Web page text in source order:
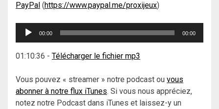
PayPal (https://www.paypal.me/proxijeux)
Lecteur
00:00 00:00
01:10:36 - Télécharger le fichier mp3
Vous pouvez « streamer » notre podcast ou vous
abonner à notre flux iTunes. Si vous nous appréciez,
notez notre Podcast dans iTunes et laissez-y un